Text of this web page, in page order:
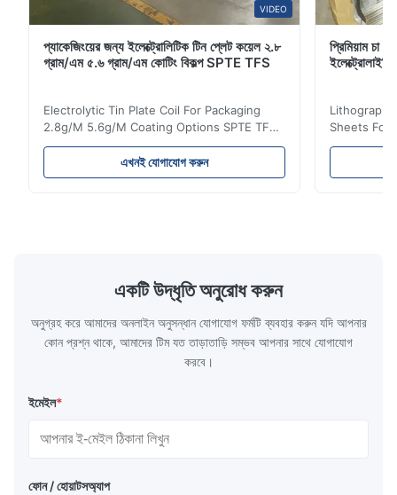
VIDEO
প্যাকেজিংয়ের জন্য ইলেক্ট্রোলিটিক টিন প্লেট কয়েল ২.৮
গ্রাম/এম ৫.৬ গ্রাম/এম কোটিং বিকল্প SPTE TFS
Electrolytic Tin Plate Coil For Packaging
2.8g/M 5.6g/M Coating Options SPTE TFS
Electrolytic Tin Plate Coil for Packaging -
2.8/2.8 & 5.6/5.6g/m Coating Options SPTE
TFS Electrolytic Tin Plate (ETP) represents
robust and adaptable. Engineered
specifically for
এখনই যোগাযোগ করুন
প্রিমিয়াম চা
Sheets For
929mm
packaging
একটি উদ্ধৃতি অনুরোধ করুন
অনুগ্রহ করে আমাদের অনলাইন অনুসন্ধান যোগাযোগ ফর্মটি ব্যবহার করুন যদি আপনার
কোন প্রশ্ন থাকে, আমাদের টিম যত তাড়াতাড়ি সম্ভব আপনার সাথে যোগাযোগ
করবে।
ইমেইল*
ফোন / হোয়াটসঅ্যাপ